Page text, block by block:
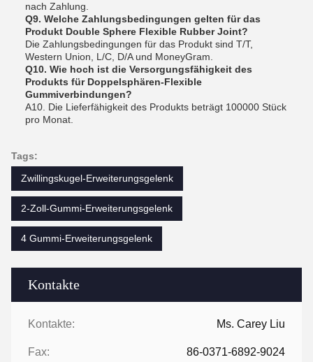
Kontakte
Kontakte: Ms. Carey Liu
Fax: 86-0371-6892-9024
nach Zahlung.
Q9. Welche Zahlungsbedingungen gelten für das
Produkt Double Sphere Flexible Rubber Joint?
Die Zahlungsbedingungen für das Produkt sind T/T,
Western Union, L/C, D/A und MoneyGram.
Q10. Wie hoch ist die Versorgungsfähigkeit des
Produkts für Doppelsphären-Flexible
Gummiverbindungen?
A10. Die Lieferfähigkeit des Produkts beträgt 100000 Stück
pro Monat.
Tags:
Zwillingskugel-Erweiterungsgelenk
2-Zoll-Gummi-Erweiterungsgelenk
4 Gummi-Erweiterungsgelenk